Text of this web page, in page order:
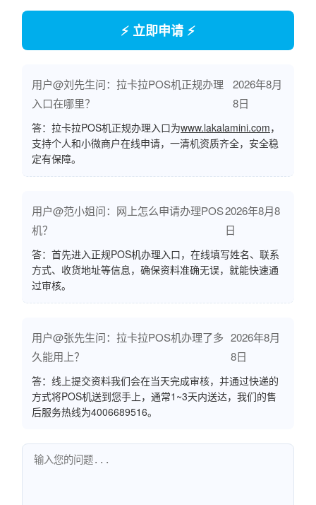
⚡ 立即申请 ⚡
用户@刘先生问：拉卡拉POS机正规办理
入口在哪里？
2026年8月
8日
答：拉卡拉POS机正规办理入口为www.lakalamini.com，
支持个人和小微商户在线申请，一清机资质齐全，安全稳
定有保障。
用户@范小姐问：网上怎么申请办理POS
机？
2026年8月8
日
答：首先进入正规POS机办理入口，在线填写姓名、联系
方式、收货地址等信息，确保资料准确无误，就能快速通
过审核。
用户@张先生问：拉卡拉POS机办理了多
久能用上？
2026年8月
8日
答：线上提交资料我们会在当天完成审核，并通过快递的
方式将POS机送到您手上，通常1~3天内送达，我们的售
后服务热线为4006689516。